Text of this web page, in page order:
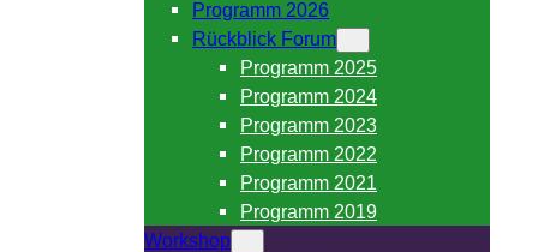
Programm 2026
Rückblick Forum
Programm 2025
Programm 2024
Programm 2023
Programm 2022
Programm 2021
Programm 2019
Workshop